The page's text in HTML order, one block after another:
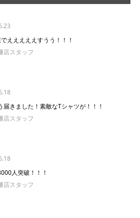
えええええすうう！！！
店スタッフ
届きました！素敵なTシャツが！！！
店スタッフ
人突破！！！
店スタッフ